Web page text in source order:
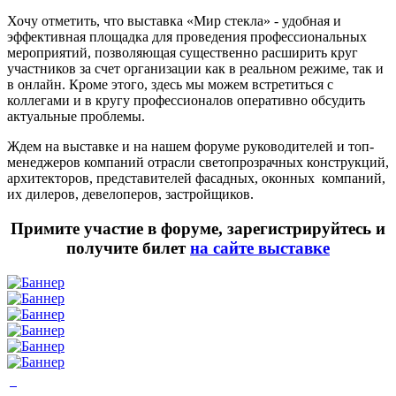
Хочу отметить, что выставка «Мир стекла» - удобная и
эффективная площадка для проведения профессиональных
мероприятий, позволяющая существенно расширить круг
участников за счет организации как в реальном режиме, так и
в онлайн. Кроме этого, здесь мы можем встретиться с
коллегами и в кругу профессионалов оперативно обсудить
актуальные проблемы.
Ждем на выставке и на нашем форуме руководителей и топ-
менеджеров компаний отрасли светопрозрачных конструкций,
архитекторов, представителей фасадных, оконных компаний,
их дилеров, девелоперов, застройщиков.
Примите участие в форуме, зарегистрируйтесь и
получите билетна сайте выставке